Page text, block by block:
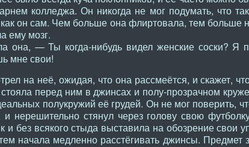
колледжа. Он никогда не мог подумать, что
как он сам. Чем больше она флиртовала, тем
ему мозг.
— Ты когда-нибудь видел женские соски? Я
мне свои!
на неё, ожидая, что она рассмеётся, и скажет,
перед ним в джинсах и полу-прозрачном
полукружий её грудей. Он не мог поверить,
и нерешительно стянул через голову свою
и без всякого стыда выставила на обозрение свои
начала медленно расстёгивать джинсы.